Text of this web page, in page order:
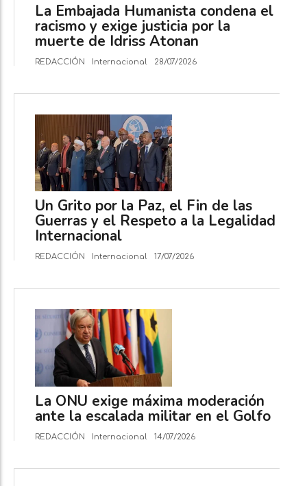
La Embajada Humanista condena el
racismo y exige justicia por la
muerte de Idriss Atonan
REDACCIÓN Internacional 28/07/2026
Un Grito por la Paz, el Fin de las
Guerras y el Respeto a la Legalidad
Internacional
REDACCIÓN Internacional 17/07/2026
La ONU exige máxima moderación
ante la escalada militar en el Golfo
REDACCIÓN Internacional 14/07/2026